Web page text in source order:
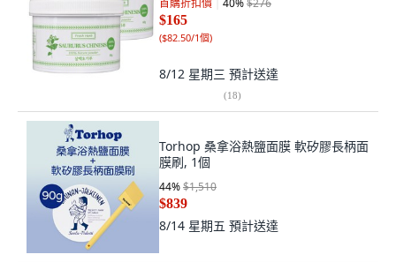
首購折扣價 40%$276
$165
($82.50/1個)
8/12 星期三 預計送達
(18)
Torhop 桑拿浴熱鹽面膜 軟矽膠長柄面
膜刷, 1個
44%$1,510
$839
8/14 星期五 預計送達